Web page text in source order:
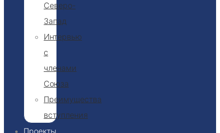
Северо-
Запад
Интервью
с
членами
Союза
Преимущества
вступления
Проекты